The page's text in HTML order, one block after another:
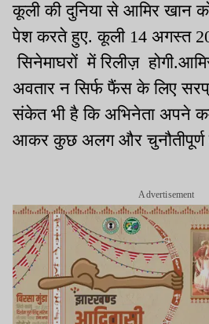
कूली की दुनिया से आमिर खान
पेश करते हुए. कूली 14 अगस्त
सिनेमाघरों में रिलीज़
अवतार न सिर्फ फैंस के लिए
संकेत भी है कि अभिनेता अपने
आकर कुछ अलग और चुनौतीपूर्ण
Advertisement